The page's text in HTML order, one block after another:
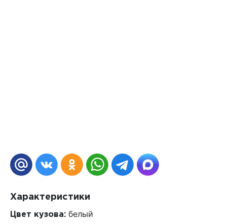
Характеристики
Цвет кузова: белый